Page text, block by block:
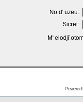
No d' uzeu:
Sicret:
M' elodjî
Powered